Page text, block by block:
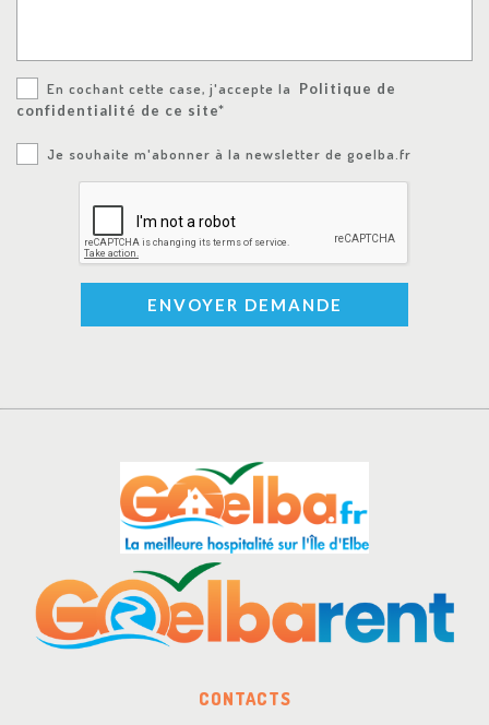
En cochant cette case, j'accepte la
Politique de
confidentialité de ce site*
Je souhaite m'abonner à la newsletter de goelba.fr
ENVOYER DEMANDE
CONTACTS